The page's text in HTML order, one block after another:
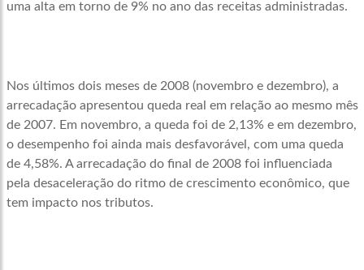
uma alta em torno de 9% no ano das receitas administradas.
Nos últimos dois meses de 2008 (novembro e dezembro), a
arrecadação apresentou queda real em relação ao mesmo mês
de 2007. Em novembro, a queda foi de 2,13% e em dezembro,
o desempenho foi ainda mais desfavorável, com uma queda
de 4,58%. A arrecadação do final de 2008 foi influenciada
pela desaceleração do ritmo de crescimento econômico, que
tem impacto nos tributos.